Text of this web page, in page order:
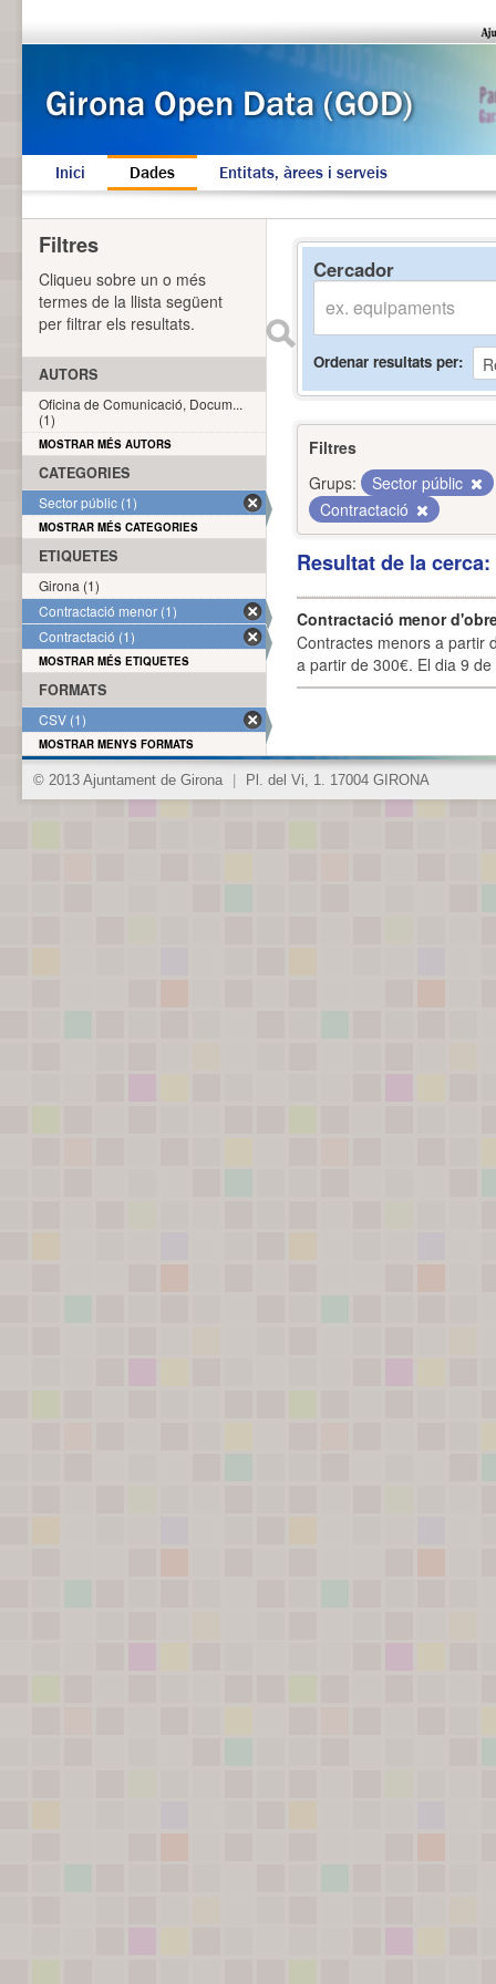
Inici Dades Entitats, àrees i serveis
Cercador
Ordenar resultats per
Filtres
Grups:
Sector públic
Contractació
Resultat de la
Contractació menor
Contractes menors a partir
a partir de 300€. El dia 9
Filtres
Cliqueu sobre un o més
termes de la llista següent
per filtrar els resultats.
AUTORS
Oficina de Comunicació, Docum...
(1)
MOSTRAR MÉS AUTORS
CATEGORIES
Sector públic (1)
MOSTRAR MÉS CATEGORIES
ETIQUETES
Girona (1)
Contractació menor (1)
Contractació (1)
MOSTRAR MÉS ETIQUETES
FORMATS
CSV (1)
MOSTRAR MENYS FORMATS
© 2013 Ajuntament de Girona Pl. del Vi, 1. 17004 GIRONA